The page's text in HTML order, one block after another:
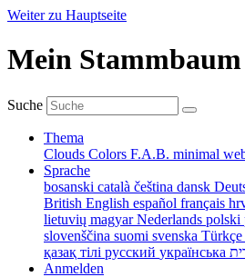
Weiter zu Hauptseite
Mein Stammbaum
Suche
Thema
Clouds Colors F.A.B. minimal
Sprache
bosanski català čeština dansk
British English español français
lietuvių magyarNederlands polski
slovenščina suomi svenska Türkçe
қазақ тілі русский українська
Anmelden